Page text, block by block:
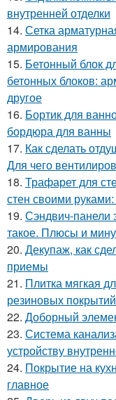
внутренней отделки
14. Сетка
армирования
15. Бетонный блок
бетонных блоков:
другое
16. Бортик для
бордюра для ванны
17. Как сделать
Для чего
18. Трафарет для
стен своими руками:
19. Сэндвич-панели
такое. Плюсы и
20. Декупаж, как
приемы
21. Плитка мягкая
резиновых покрытий
22. Доборный
23. Система
устройству
24. Покрытие на
главное